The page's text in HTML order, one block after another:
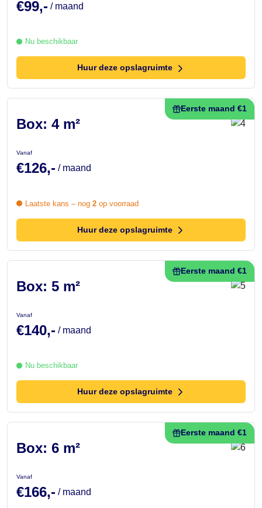
€99,- / maand
Nu beschikbaar
Huur deze opslagruimte
Eerste maand €1
Box: 4 m²
Vanaf
€126,- / maand
Laatste kans – nog 2 op voorraad
Huur deze opslagruimte
Eerste maand €1
Box: 5 m²
Vanaf
€140,- / maand
Nu beschikbaar
Huur deze opslagruimte
Eerste maand €1
Box: 6 m²
Vanaf
€166,- / maand